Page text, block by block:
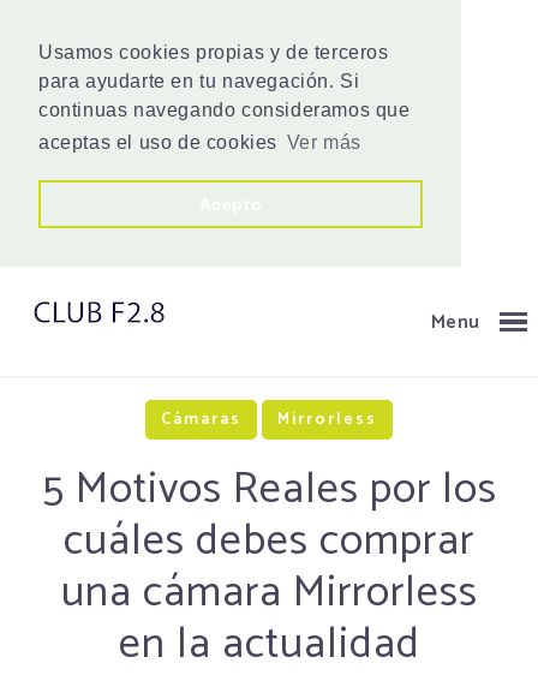
Usamos cookies propias y de terceros
para ayudarte en tu navegación. Si
continuas navegando consideramos que
aceptas el uso de cookies Ver más
Menu
Cámaras Mirrorless
5 Motivos Reales por los
cuáles debes comprar
una cámara Mirrorless
en la actualidad